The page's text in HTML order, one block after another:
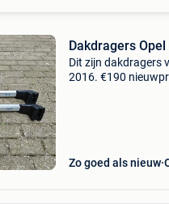
Dakdragers
Dit zijn dakdragers
2016. €190
Zo goed als nieuw